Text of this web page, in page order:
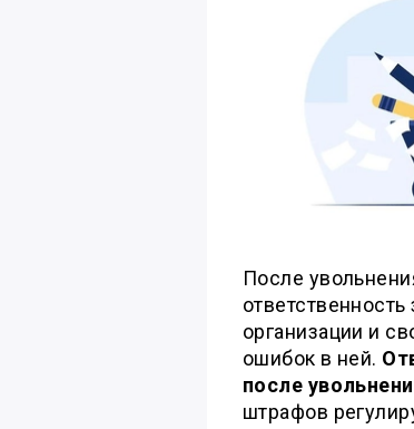
После
организации и
ошибок в ней.
после
штрафов